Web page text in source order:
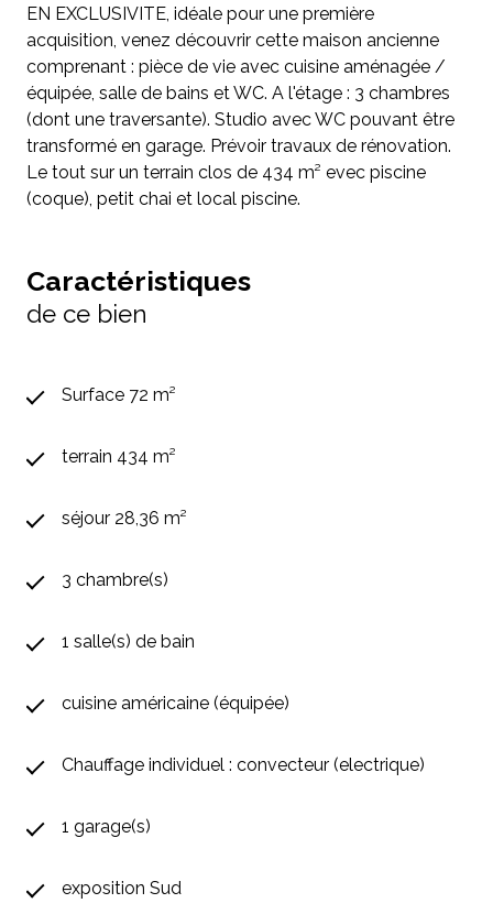
EN EXCLUSIVITE, idéale pour une première
acquisition, venez découvrir cette maison ancienne
comprenant : pièce de vie avec cuisine aménagée /
équipée, salle de bains et WC. A l'étage : 3 chambres
(dont une traversante). Studio avec WC pouvant être
transformé en garage. Prévoir travaux de rénovation.
Le tout sur un terrain clos de 434 m² evec piscine
(coque), petit chai et local piscine.
Caractéristiques
de ce bien
Surface 72 m²
terrain 434 m²
séjour 28,36 m²
3 chambre(s)
1 salle(s) de bain
cuisine américaine (équipée)
Chauffage individuel : convecteur (electrique)
1 garage(s)
exposition Sud